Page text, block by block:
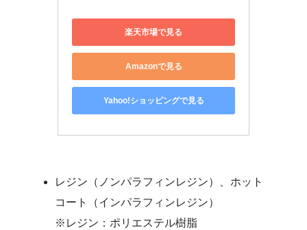
楽天市場で見る
Amazonで見る
Yahoo!ショッピングで見る
レジン（ノンパラフィンレジン）、ホット
コート（インパラフィンレジン）
※レジン：ポリエステル樹脂